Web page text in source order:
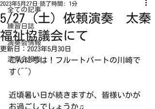
全ての記事
練習日誌
演奏会情報
演奏会報告
5/27（土）依頼演奏 太秦
福祉協議会にて
2023年5月27日 読了時間: 1分
更新日： 2023年5月30日
こんにちは！フルートパートの川崎で
す(^^)
近頃暑い日が続きますが、皆様いかが
お過ごしでしょうか♫